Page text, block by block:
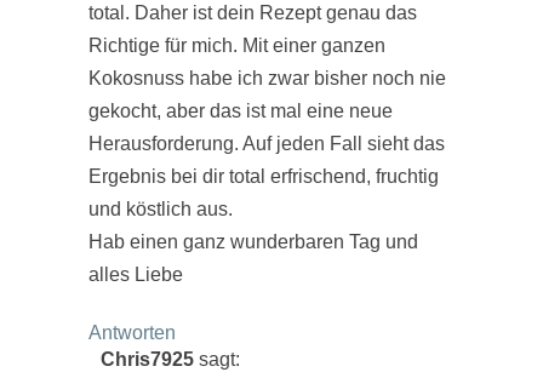
total. Daher ist dein Rezept genau das
Richtige für mich. Mit einer ganzen
Kokosnuss habe ich zwar bisher noch nie
gekocht, aber das ist mal eine neue
Herausforderung. Auf jeden Fall sieht das
Ergebnis bei dir total erfrischend, fruchtig
und köstlich aus.
Hab einen ganz wunderbaren Tag und
alles Liebe
Antworten
Chris7925 sagt: